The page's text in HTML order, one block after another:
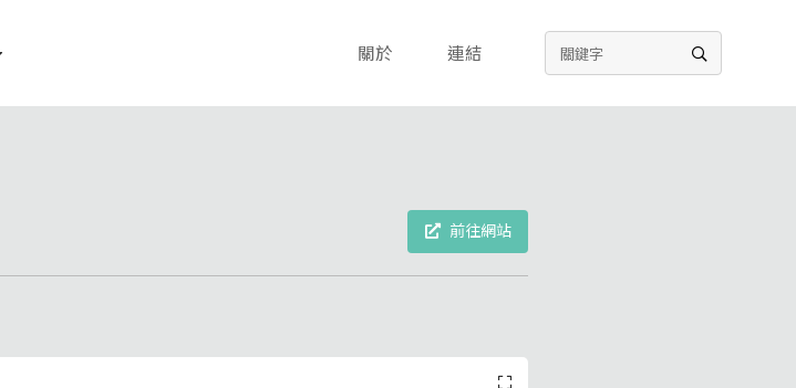
關於 連結
前往網站